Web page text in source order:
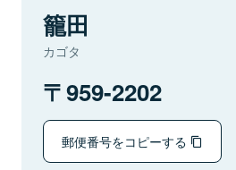
籠田
カゴタ
959-2202
郵便番号をコピーする